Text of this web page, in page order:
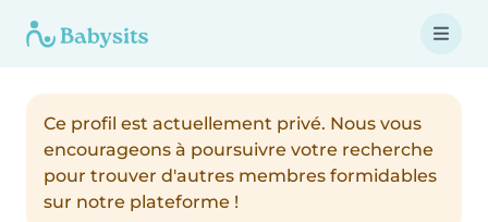
Ce profil est actuellement privé. Nous vous
encourageons à poursuivre votre recherche
pour trouver d'autres membres formidables
sur notre plateforme !